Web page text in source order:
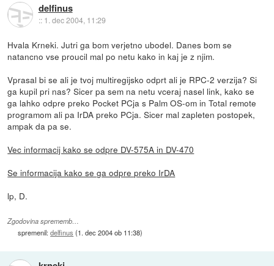
delfinus
:: 1. dec 2004, 11:29
Hvala Krneki. Jutri ga bom verjetno ubodel. Danes bom se
natancno vse proucil mal po netu kako in kaj je z njim.
Vprasal bi se ali je tvoj multiregijsko odprt ali je RPC-2 verzija? Si
ga kupil pri nas? Sicer pa sem na netu vceraj nasel link, kako se
ga lahko odpre preko Pocket PCja s Palm OS-om in Total remote
programom ali pa IrDA preko PCja. Sicer mal zapleten postopek,
ampak da pa se.
Vec informacij kako se odpre DV-575A in DV-470
Se informacija kako se ga odpre preko IrDA
lp, D.
Zgodovina sprememb…
spremenil:delfinus (1. dec 2004 ob 11:38)